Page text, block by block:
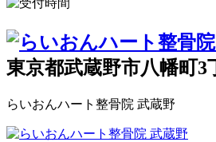
東京都武蔵野市八幡町3
らいおんハート整骨院 武蔵野